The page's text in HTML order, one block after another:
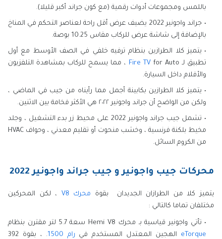
باللمس ومجموعات أدوات رقمية (مع كون جراند أكبر قليلا).
جراند واجونير 2022 يضيف عرض أقل راحة لعناصر التحكم في المناخ
بالإضافة إلى شاشة عرض للركاب مقاس 10.25 بوصة.
يتميز كلا الطرازين بنظام ترفيه خلفي في الصف الأوسط مع أول
تطبيق لـ
Fire TV for Auto ، مما يسمح للركاب بمشاهدة التلفزيون
والأفلام داخل السيارة.
يتميز كلا الطرازين بكابينة أجمل مما رأيناه من جيب في الماضي ،
ولكن من الواضح أن جراند واجونير ٢٠٢٢ هي الأكثر فخامة بين الاثنين.
تشمل جيب جراند واجونير 2022 على محيط زر بدء التشغيل ، وجلد
مخيط بلكنة فرنسية ، وخشب منحوت أو تقليم معدني ، وحواف HVAC
من الكروم السائل.
محركات جيب واجونير و جيب جراند واجونير 2022
يتميز كلا من الطرازان الجديدان بقوة محرك V8
، لكن المحركين
مختلفان تماما كالتالي :
تأتي واجونير قياسية بـ محرك Hemi V8 سعة 5.7 لتر مقترن بنظام
eTorque الهجين المعتدل المستخدم في رام 1500
. ، بقوة 392